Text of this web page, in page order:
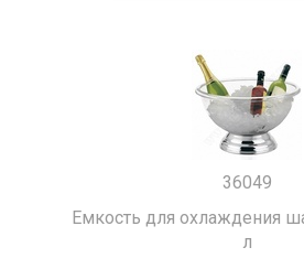
36049
Емкость для охлаждения
л